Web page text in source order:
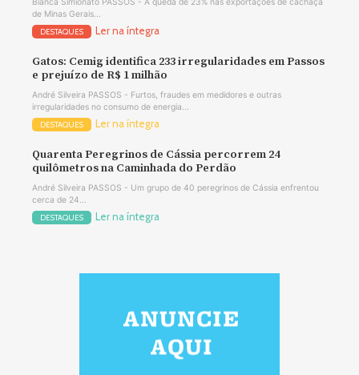
de Minas Gerais...
DESTAQUES Ler na íntegra
Gatos: Cemig identifica 233 irregularidades em Passos
e prejuízo de R$ 1 milhão
André Silveira PASSOS - Furtos, fraudes em medidores e outras
irregularidades no consumo de energia...
DESTAQUES Ler na íntegra
Quarenta Peregrinos de Cássia percorrem 24
quilômetros na Caminhada do Perdão
André Silveira PASSOS - Um grupo de 40 peregrinos de Cássia enfrentou
cerca de 24...
DESTAQUES Ler na íntegra